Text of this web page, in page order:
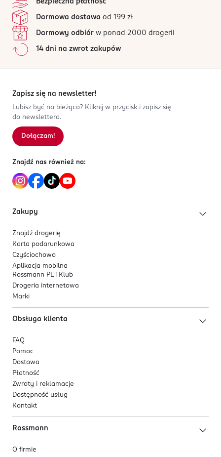
Bezpieczna płatność
Darmowa dostawa od 199 zł
Darmowy odbiór w ponad 2000 drogerii
14 dni na zwrot zakupów
Zapisz się na newsletter!
Lubisz być na bieżąco? Kliknij w przycisk i zapisz się
do newslettera.
Dołączam!
Znajdź nas również na:
Zakupy
Znajdź drogerię
Karta podarunkowa
Czyściochowo
Aplikacja mobilna
Rossmann PL i Klub
Drogeria internetowa
Marki
Obsługa klienta
FAQ
Pomoc
Dostawa
Płatność
Zwroty i reklamacje
Dostępność usług
Kontakt
Rossmann
O firmie